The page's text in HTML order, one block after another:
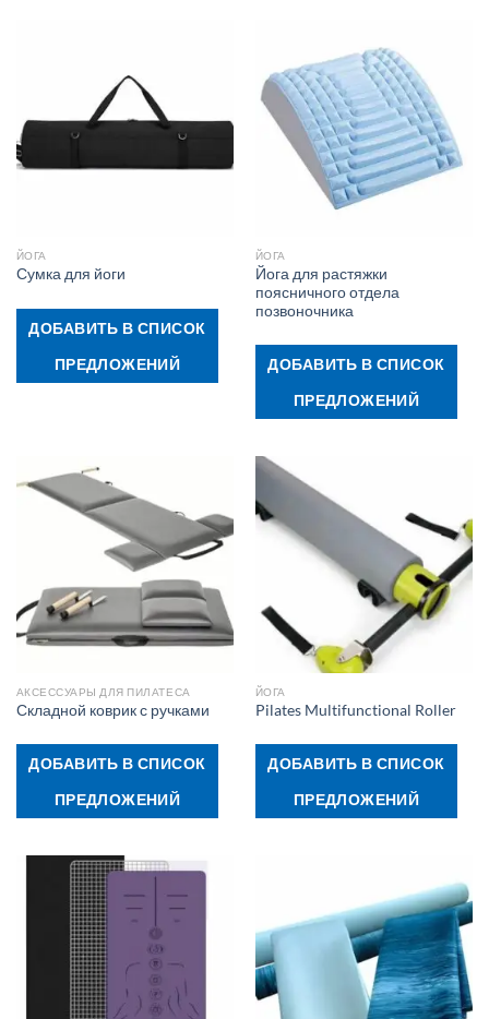
ЙОГА
Сумка для йоги
ДОБАВИТЬ В СПИСОК
ПРЕДЛОЖЕНИЙ
ЙОГА
Йога для растяжки
поясничного отдела
позвоночника
ДОБАВИТЬ В СПИСОК
ПРЕДЛОЖЕНИЙ
АКСЕССУАРЫ ДЛЯ ПИЛАТЕСА
Складной коврик с ручками
ДОБАВИТЬ В СПИСОК
ПРЕДЛОЖЕНИЙ
ЙОГА
Pilates Multifunctional Roller
ДОБАВИТЬ В СПИСОК
ПРЕДЛОЖЕНИЙ